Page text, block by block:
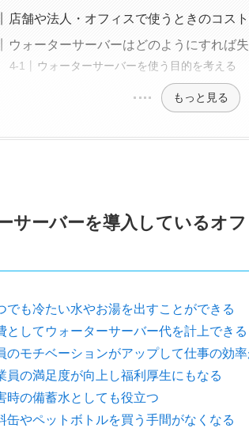
店舗や法人・オフィスで使うときのコス
ウォーターサーバーはどのようにすれば
ウォーターサーバーを使う目的を考える
もっと見る
サーバーを導入しているオ
でも冷たい水やお湯を出すことができる
としてウォーターサーバー代を計上できる
のモチベーションがアップして仕事の効
員の満足度が向上し福利厚生にもなる
時の備蓄水としても役立つ
缶やペットボトルを買う手間がなくなる